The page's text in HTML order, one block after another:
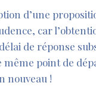
d’une
car
de réponse
même point de
nouveau !